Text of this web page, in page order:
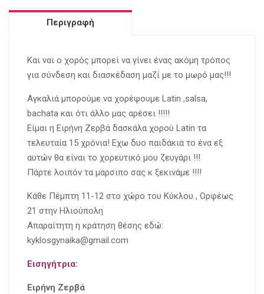
Περιγραφή
Και ναι ο χορός μπορεί να γίνει ένας ακόμη τρόπος
για σύνδεση και διασκέδαση μαζί με το μωρό μας!!!
Αγκαλιά μπορούμε να χορέψουμε Latin ,salsa,
bachata και ότι άλλο μας αρέσει !!!!!
Είμαι η Ειρήνη Ζερβά δασκάλα χορού Latin τα
τελευταία 15 χρόνια! Εχω δυο παιδάκια το ένα εξ
αυτών θα είναι το χορευτικό μου ζευγάρι !!!
Πάρτε λοιπόν τα μαρσιπο σας κ ξεκινάμε !!!!
Κάθε Πέμπτη 11-12 στο χώρο του Κύκλου , Ορφέως
21 στην Ηλιούπολη
Απαραίτητη η κράτηση θέσης εδώ:
kyklosgynaika@gmail.com
Εισηγήτρια:
Ειρήνη Ζερβά